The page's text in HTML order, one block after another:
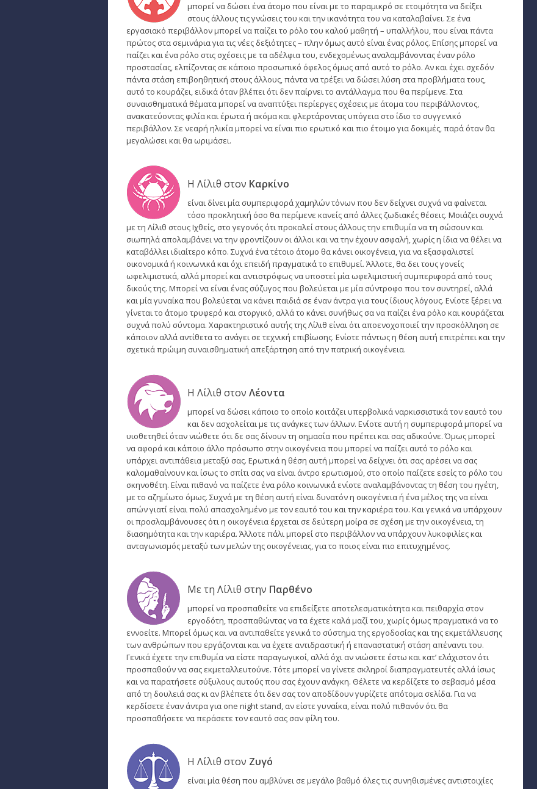
μπορεί να δώσει ένα άτομο που είναι με το παραμικρό σε ετοιμότητα να δείξει
στους άλλους τις γνώσεις του και την ικανότητα του να καταλαβαίνει. Σε ένα
εργασιακό περιβάλλον μπορεί να παίζει το ρόλο του καλού μαθητή – υπαλλήλου, που είναι πάντα
πρώτος στα σεμινάρια για τις νέες δεξιότητες – πλην όμως αυτό είναι ένας ρόλος. Επίσης μπορεί να
παίζει και ένα ρόλο στις σχέσεις με τα αδέλφια του, ενδεχομένως αναλαμβάνοντας έναν ρόλο
προστασίας, ελπίζοντας σε κάποιο προσωπικό όφελος όμως από αυτό το ρόλο. Αν και έχει σχεδόν
πάντα στάση επιβοηθητική στους άλλους, πάντα να τρέξει να δώσει λύση στα προβλήματα τους,
αυτό το κουράζει, ειδικά όταν βλέπει ότι δεν παίρνει το αντάλλαγμα που θα περίμενε. Στα
συναισθηματικά θέματα μπορεί να αναπτύξει περίεργες σχέσεις με άτομα του περιβάλλοντος,
ανακατεύοντας φιλία και έρωτα ή ακόμα και φλερτάροντας υπόγεια στο ίδιο το συγγενικό
περιβάλλον. Σε νεαρή ηλικία μπορεί να είναι πιο ερωτικό και πιο έτοιμο για δοκιμές, παρά όταν θα
μεγαλώσει και θα ωριμάσει.
Η Λίλιθ στον Καρκίνο
είναι δίνει μία συμπεριφορά χαμηλών τόνων που δεν δείχνει συχνά να φαίνεται
τόσο προκλητική όσο θα περίμενε κανείς από άλλες ζωδιακές θέσεις. Μοιάζει συχνά
με τη Λίλιθ στους Ιχθείς, στο γεγονός ότι προκαλεί στους άλλους την επιθυμία να τη σώσουν και
σιωπηλά απολαμβάνει να την φροντίζουν οι άλλοι και να την έχουν ασφαλή, χωρίς η ίδια να θέλει να
καταβάλλει ιδιαίτερο κόπο. Συχνά ένα τέτοιο άτομο θα κάνει οικογένεια, για να εξασφαλιστεί
οικονομικά ή κοινωνικά και όχι επειδή πραγματικά το επιθυμεί. Άλλοτε, θα δει τους γονείς
ωφελιμιστικά, αλλά μπορεί και αντιστρόφως να υποστεί μία ωφελιμιστική συμπεριφορά από τους
δικούς της. Μπορεί να είναι ένας σύζυγος που βολεύεται με μία σύντροφο που τον συντηρεί, αλλά
και μία γυναίκα που βολεύεται να κάνει παιδιά σε έναν άντρα για τους ίδιους λόγους. Ενίοτε ξέρει να
γίνεται το άτομο τρυφερό και στοργικό, αλλά το κάνει συνήθως σα να παίζει ένα ρόλο και κουράζεται
συχνά πολύ σύντομα. Χαρακτηριστικό αυτής της Λίλιθ είναι ότι αποενοχοποιεί την προσκόλληση σε
κάποιον αλλά αντίθετα το ανάγει σε τεχνική επιβίωσης. Ενίοτε πάντως η θέση αυτή επιτρέπει και την
σχετικά πρώιμη συναισθηματική απεξάρτηση από την πατρική οικογένεια.
Η Λίλιθ στον Λέοντα
μπορεί να δώσει κάποιο το οποίο κοιτάζει υπερβολικά ναρκισσιστικά τον εαυτό του
και δεν ασχολείται με τις ανάγκες των άλλων. Ενίοτε αυτή η συμπεριφορά μπορεί να
υιοθετηθεί όταν νιώθετε ότι δε σας δίνουν τη σημασία που πρέπει και σας αδικούνε. Όμως μπορεί
να αφορά και κάποιο άλλο πρόσωπο στην οικογένεια που μπορεί να παίζει αυτό το ρόλο και
υπάρχει αντιπάθεια μεταξύ σας. Ερωτικά η θέση αυτή μπορεί να δείχνει ότι σας αρέσει να σας
καλομαθαίνουν και ίσως το σπίτι σας να είναι άντρο ερωτισμού, στο οποίο παίζετε εσείς το ρόλο του
σκηνοθέτη. Είναι πιθανό να παίζετε ένα ρόλο κοινωνικά ενίοτε αναλαμβάνοντας τη θέση του ηγέτη,
με το αζημίωτο όμως. Συχνά με τη θέση αυτή είναι δυνατόν η οικογένεια ή ένα μέλος της να είναι
απών γιατί είναι πολύ απασχολημένο με τον εαυτό του και την καριέρα του. Και γενικά να υπάρχουν
οι προσλαμβάνουσες ότι η οικογένεια έρχεται σε δεύτερη μοίρα σε σχέση με την οικογένεια, τη
διασημότητα και την καριέρα. Άλλοτε πάλι μπορεί στο περιβάλλον να υπάρχουν λυκοφιλίες και
ανταγωνισμός μεταξύ των μελών της οικογένειας, για το ποιος είναι πιο επιτυχημένος.
Με τη Λίλιθ στην Παρθένο
μπορεί να προσπαθείτε να επιδείξετε αποτελεσματικότητα και πειθαρχία στον
εργοδότη, προσπαθώντας να τα έχετε καλά μαζί του, χωρίς όμως πραγματικά να το
εννοείτε. Μπορεί όμως και να αντιπαθείτε γενικά το σύστημα της εργοδοσίας και της εκμετάλλευσης
των ανθρώπων που εργάζονται και να έχετε αντιδραστική ή επαναστατική στάση απέναντι του.
Γενικά έχετε την επιθυμία να είστε παραγωγικοί, αλλά όχι αν νιώσετε έστω και κατ’ ελάχιστον ότι
προσπαθούν να σας εκμεταλλευτούνε. Τότε μπορεί να γίνετε σκληροί διαπραγματευτές αλλά ίσως
και να παρατήσετε σύξυλους αυτούς που σας έχουν ανάγκη. Θέλετε να κερδίζετε το σεβασμό μέσα
από τη δουλειά σας κι αν βλέπετε ότι δεν σας τον αποδίδουν γυρίζετε απότομα σελίδα. Για να
κερδίσετε έναν άντρα για one night stand, αν είστε γυναίκα, είναι πολύ πιθανόν ότι θα
προσπαθήσετε να περάσετε τον εαυτό σας σαν φίλη του.
Η Λίλιθ στον Ζυγό
είναι μία θέση που αμβλύνει σε μεγάλο βαθμό όλες τις συνηθισμένες αντιστοιχίες